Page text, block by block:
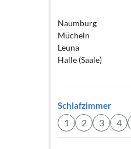
Naumburg
Mücheln
Leuna
Halle (Saale)
Schlafzimmer
1 2 3 4